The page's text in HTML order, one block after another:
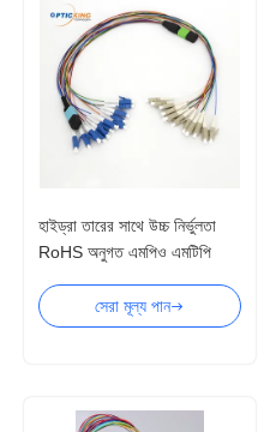
হাইড্রা তারের সাথে উচ্চ নির্ভুলতা
RoHS অনুগত এমপিও এমটিপি
সেরা মূল্য পান